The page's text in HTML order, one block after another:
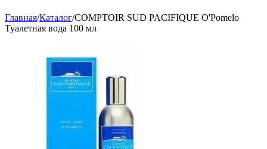
Главная/Каталог/COMPTOIR SUD PACIFIQUE O'Pomelo
Туалетная вода 100 мл